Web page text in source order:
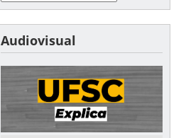
Audiovisual